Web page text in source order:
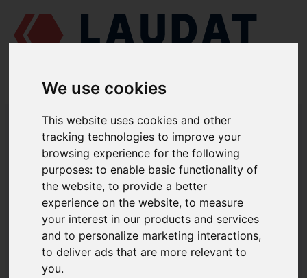
We use cookies
This website uses cookies and other
tracking technologies to improve your
browsing experience for the following
purposes:to enable basic functionality of
the website,to provide a better
experience on the website,to measure
your interest in our products and services
and to personalize marketing interactions,
to deliver ads that are more relevant to
you.
LAUDAT SUPPLY/MOTORES MARINOS/ RUMO 6 CHRN 36/45 - G60
/ SEGMENTO RASCADOR DE ACEITE Г60-210008
LAUDAT SUPPLY
RUMO
6 CHRN 36/45 - G60
CATEGORIA DE PISTÓN Y BIELA
SEGMENTO RASCADOR DE ACEITE
NÚMERO DE PIEZA: Г60-210008